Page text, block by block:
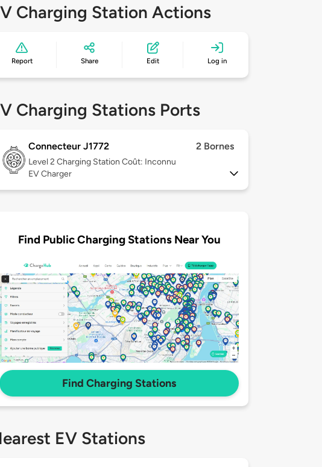
Charging Station Actions
Report Share Edit Log in
Charging Stations Ports
Connecteur J1772 2 Bornes
Level 2 Charging Station Coût: Inconnu
EV Charger
Find Public Charging Stations Near You
Find Charging Stations
EV Stations